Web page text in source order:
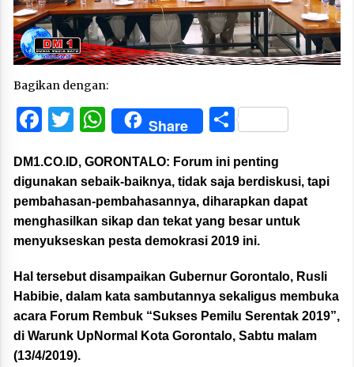
Bagikan dengan:
Facebook
Twitter
WhatsApp
Share Share
DM1.CO.ID, GORONTALO: Forum ini penting
digunakan sebaik-baiknya, tidak saja berdiskusi, tapi
pembahasan-pembahasannya, diharapkan dapat
menghasilkan sikap dan tekat yang besar untuk
menyukseskan pesta demokrasi 2019 ini.
Hal tersebut disampaikan Gubernur Gorontalo, Rusli
Habibie, dalam kata sambutannya sekaligus membuka
acara Forum Rembuk “Sukses Pemilu Serentak 2019”,
di Warunk UpNormal Kota Gorontalo, Sabtu malam
(13/4/2019).